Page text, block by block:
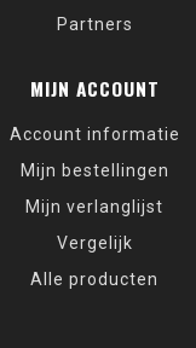
Partners
MIJN ACCOUNT
Account informatie
Mijn bestellingen
Mijn verlanglijst
Vergelijk
Alle producten